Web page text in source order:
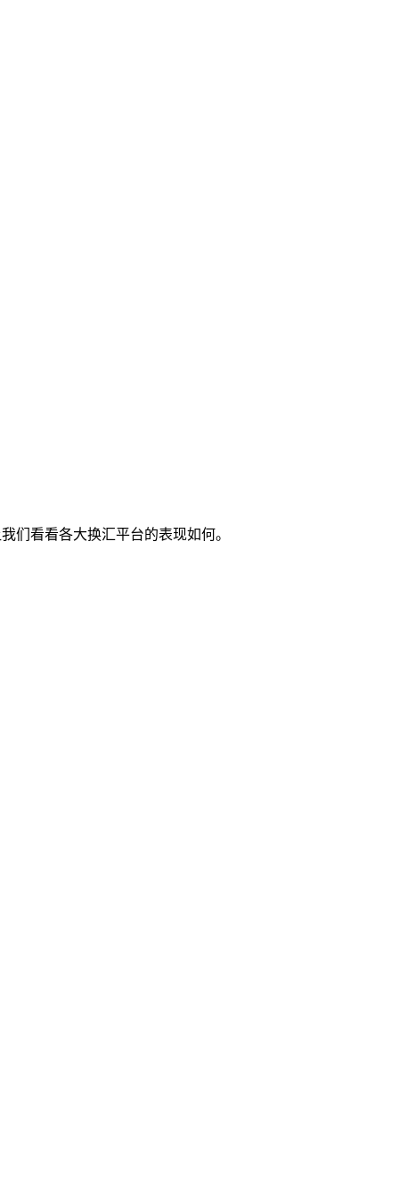
们看看各大换汇平台的表现如何。